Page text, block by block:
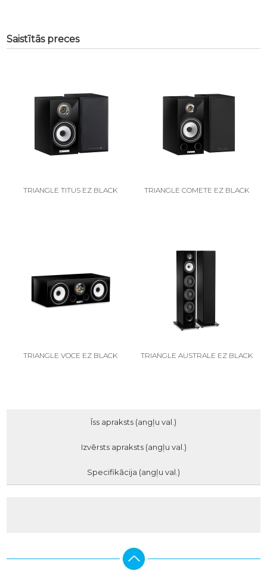
Saistītās preces
TRIANGLE TITUS EZ BLACK TRIANGLE COMETE EZ BLACK
TRIANGLE VOCE EZ BLACK TRIANGLE AUSTRALE EZ BLACK
Īss apraksts (angļu val.)
Izvērsts apraksts (angļu val.)
Specifikācija (angļu val.)